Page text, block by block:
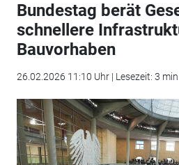
Bundestag berät
schnellere
Bauvorhaben
26.02.2026 11:10 Uhr | Lesezeit: 3 min